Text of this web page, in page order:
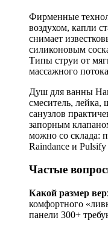
Фирменные
воздухом, капли
снимает
силиконовым
Типы струи от
массажного
Душ для ванны
смеситель,
санузлов
запорным
можно со склада:
Raindance и
Частые
Какой размер
комфортного
панели 300+